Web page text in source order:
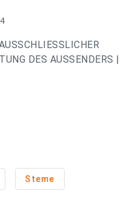
DES AUSSENDERS |
Steme